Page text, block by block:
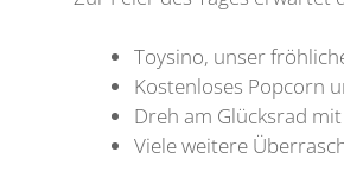
Toysino, unser
Kostenloses Popcorn
Dreh am Glücksrad
Viele weitere